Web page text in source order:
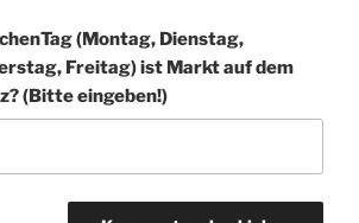
(Montag, Dienstag,
Freitag) ist Markt auf dem
(Bitte eingeben!)